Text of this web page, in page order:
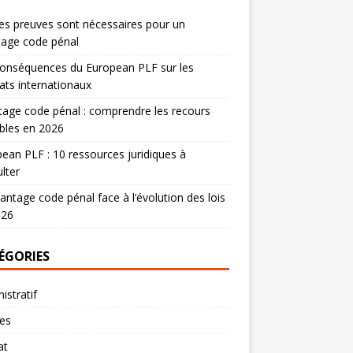
preuves sont nécessaires pour un
code pénal
du European PLF sur les
internationaux
code pénal : comprendre les recours
en 2026
PLF : 10 ressources juridiques à
code pénal face à l’évolution des lois